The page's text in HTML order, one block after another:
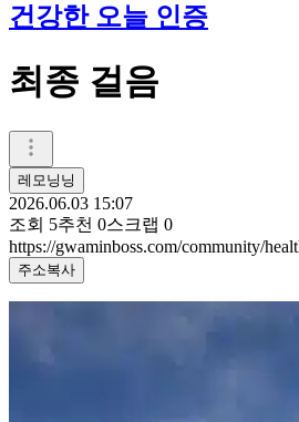
건강한 오늘 인증
최종 걸음
레모닝닝
2026.06.03 15:07
조회 5추천 0스크랩 0
https://gwaminboss.com/community/
주소복사